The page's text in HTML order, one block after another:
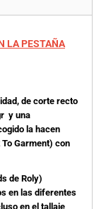
LA PESTAÑA
de corte recto
y una
la hacen
Garment) con
de Roly)
en las diferentes
en el tallaje